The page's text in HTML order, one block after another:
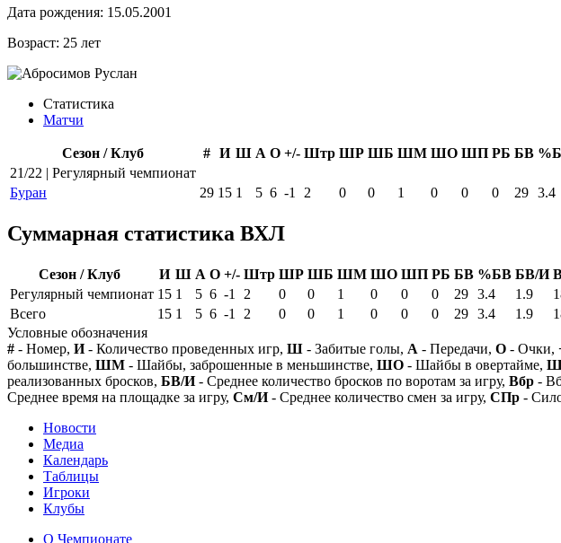
Дата рождения: 15.05.2001
Возраст: 25 лет
Статистика
Матчи
Сезон / Клуб # И Ш А О +/- Штр ШР ШБ ШМ ШО ШП РБ БВ
21/22 | Регулярный чемпионат
Буран
29 15 1 5 6 -1 2 0 0 1 0 0 0 29 3.4
Суммарная статистика ВХЛ
Сезон / Клуб И Ш А О +/- Штр ШР ШБ ШМ ШО ШП РБ БВ %БВ БВ/И
Регулярный чемпионат 15 1 5 6 -1 2 0 0 1 0 0 0 29 3.4 1.9
Всего
15 1 5 6 -1 2 0 0 1 0 0 0 29 3.4 1.9
Условные обозначения
# - Номер, И- Количество проведенных игр, Ш - Забитые голы, А - Передачи, О - Очки,
большинстве, ШМ - Шайбы, заброшенные в меньшинстве, ШО - Шайбы в овертайме,
реализованных бросков, БВ/И- Среднее количество бросков по воротам за игру, Вбр -
Среднее время на площадке за игру, См/И- Среднее количество смен за игру, СПр -
Новости
Медиа
Календарь
Таблицы
Игроки
Клубы
О Чемпионате